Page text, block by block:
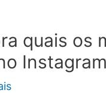
quais os
Instagram